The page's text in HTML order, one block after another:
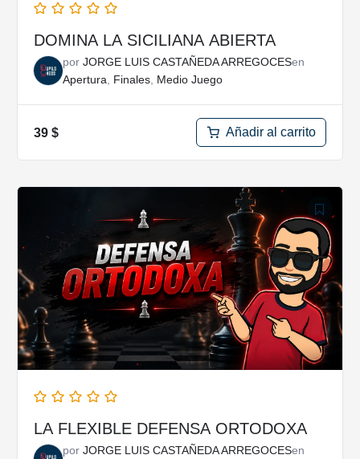
DOMINA LA SICILIANA ABIERTA
por JORGE LUIS CASTAÑEDA ARREGOCESen
Apertura
Finales, Medio Juego
39 $ Añadir al carrito
LA FLEXIBLE DEFENSA ORTODOXA
por JORGE LUIS CASTAÑEDA ARREGOCESen